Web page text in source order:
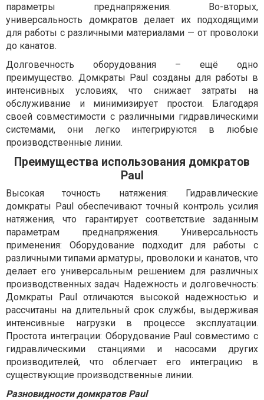
параметры преднапряжения. Во-вторых,
универсальность домкратов делает их подходящими
для работы с различными материалами — от проволоки
до канатов.
Долговечность оборудования – ещё одно
преимущество. Домкраты Paul созданы для работы в
интенсивных условиях, что снижает затраты на
обслуживание и минимизирует простои. Благодаря
своей совместимости с различными гидравлическими
системами, они легко интегрируются в любые
производственные линии.
Преимущества использования домкратов
Paul
Высокая точность натяжения: Гидравлические
домкраты Paul обеспечивают точный контроль усилия
натяжения, что гарантирует соответствие заданным
параметрам преднапряжения. Универсальность
применения: Оборудование подходит для работы с
различными типами арматуры, проволоки и канатов, что
делает его универсальным решением для различных
производственных задач. Надежность и долговечность:
Домкраты Paul отличаются высокой надежностью и
рассчитаны на длительный срок службы, выдерживая
интенсивные нагрузки в процессе эксплуатации.
Простота интеграции: Оборудование Paul совместимо с
гидравлическими станциями и насосами других
производителей, что облегчает его интеграцию в
существующие производственные линии.
Разновидности домкратов Paul